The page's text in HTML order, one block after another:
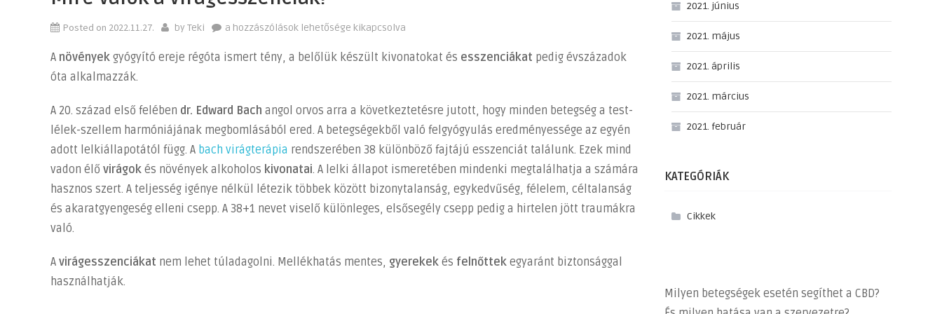
Posted on 2022.11.27. byTeki
Mire
a
a hozzászólások lehetősége kikapcsolva
A növények gyógyító ereje régóta ismert tény, a belőlük készült kivonatokat és esszenciákat pedig évszázadok
óta alkalmazzák.
A 20. század első felében dr. Edward Bach angol orvos arra a következtetésre jutott, hogy minden betegség a test-
lélek-szellem harmóniájának megbomlásából ered. A betegségekből való felgyógyulás eredményessége az egyén
adott lelkiállapotától függ. A bach virágterápia rendszerében 38 különböző fajtájú esszenciát találunk. Ezek mind
vadon élő virágok és növények alkoholos kivonatai. A lelki állapot ismeretében mindenki megtalálhatja a számára
hasznos szert. A teljesség igénye nélkül létezik többek között bizonytalanság, egykedvűség, félelem, céltalanság
és akaratgyengeség elleni csepp. A 38+1 nevet viselő különleges, elsősegély csepp pedig a hirtelen jött traumákra
való.
A virágesszenciákat nem lehet túladagolni. Mellékhatás mentes, gyerekek és felnőttek egyaránt biztonsággal
használhatják.
2021. június
2021. május
2021. április
2021. március
2021. február
KATEGÓRIÁK
Cikkek
Milyen betegségek esetén segíthet a CBD?